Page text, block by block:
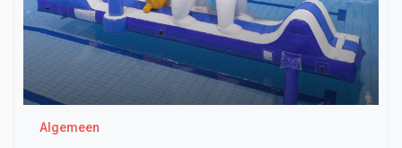
Algemeen